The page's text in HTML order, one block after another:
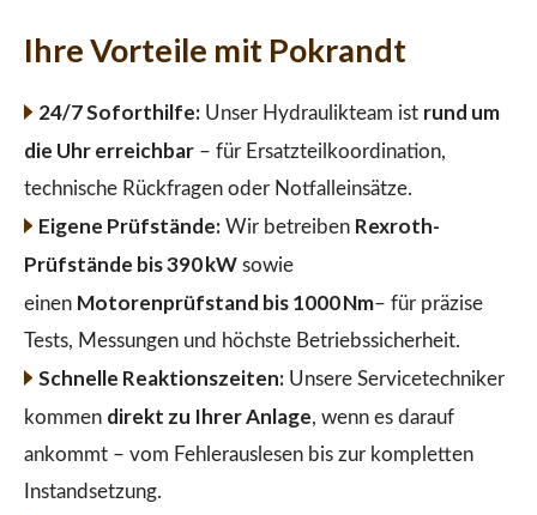
Ihre Vorteile mit Pokrandt
24/7 Soforthilfe:Unser Hydraulikteam ist rund um
die Uhr erreichbar – für Ersatzteilkoordination,
technische Rückfragen oder Notfalleinsätze.
Eigene Prüfstände:Wir betreiben Rexroth-
Prüfstände bis 390 kW sowie
einen Motorenprüfstand bis 1000 Nm– für präzise
Tests, Messungen und höchste Betriebssicherheit.
Schnelle Reaktionszeiten:Unsere Servicetechniker
kommen direkt zu Ihrer Anlage, wenn es darauf
ankommt – vom Fehlerauslesen bis zur kompletten
Instandsetzung.